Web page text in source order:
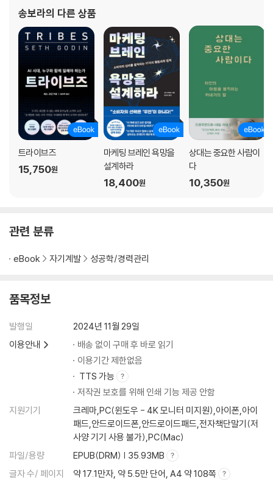
2 있는 그대로를 존중하라
3 이혼으로 향하는 지름길
4 모두가 행복한 지름길
5 여성에게 중요한 것
6 행복해지고 싶은 당신이 지켜야 할 것
7 ‘결혼 문맹’이 되지 마라
송보라의 다른 상품
트라이브즈
15,750원
마케팅 브레인 욕망을
설계하라
18,400원
상대는 중요한 사람이
다
10,350원
관련 분류
eBook 자기계발 성공학/경력관리
품목정보
발행일
2024년 11월 29일
이용안내
배송 없이 구매 후 바로 읽기
이용기간 제한없음
TTS 가능
저작권 보호를 위해 인쇄 기능 제공 안함
지원기기
크레마,PC(윈도우 - 4K 모니터 미지원),아이폰,아이
패드,안드로이드폰,안드로이드패드,전자책단말기(저
사양 기기 사용 불가),PC(Mac)
파일/용량
EPUB(DRM) | 35.93MB
글자 수/ 페이지
약 17.1만자, 약 5.5만 단어, A4 약 108쪽